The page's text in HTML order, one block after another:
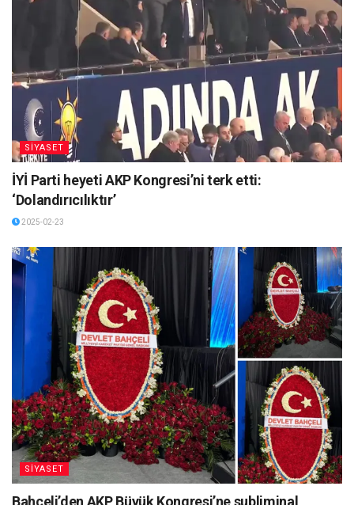
SİYASET
İYİ Parti heyeti AKP Kongresi’ni terk etti:
‘Dolandırıcılıktır’
2025-02-23
SİYASET
Bahçeli’den AKP Büyük Kongresi’ne subliminal